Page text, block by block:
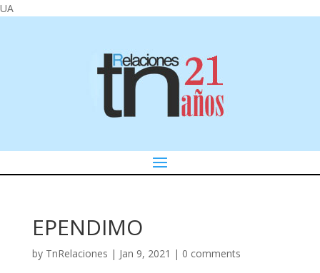
UA
EPENDIMO
by TnRelaciones | Jan 9, 2021 | 0 comments